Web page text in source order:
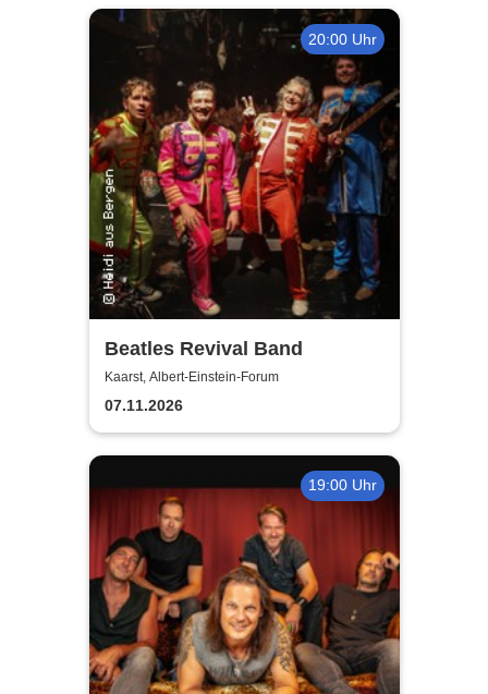
20:00 Uhr
Beatles Revival Band
Kaarst, Albert-Einstein-Forum
07.11.2026
19:00 Uhr